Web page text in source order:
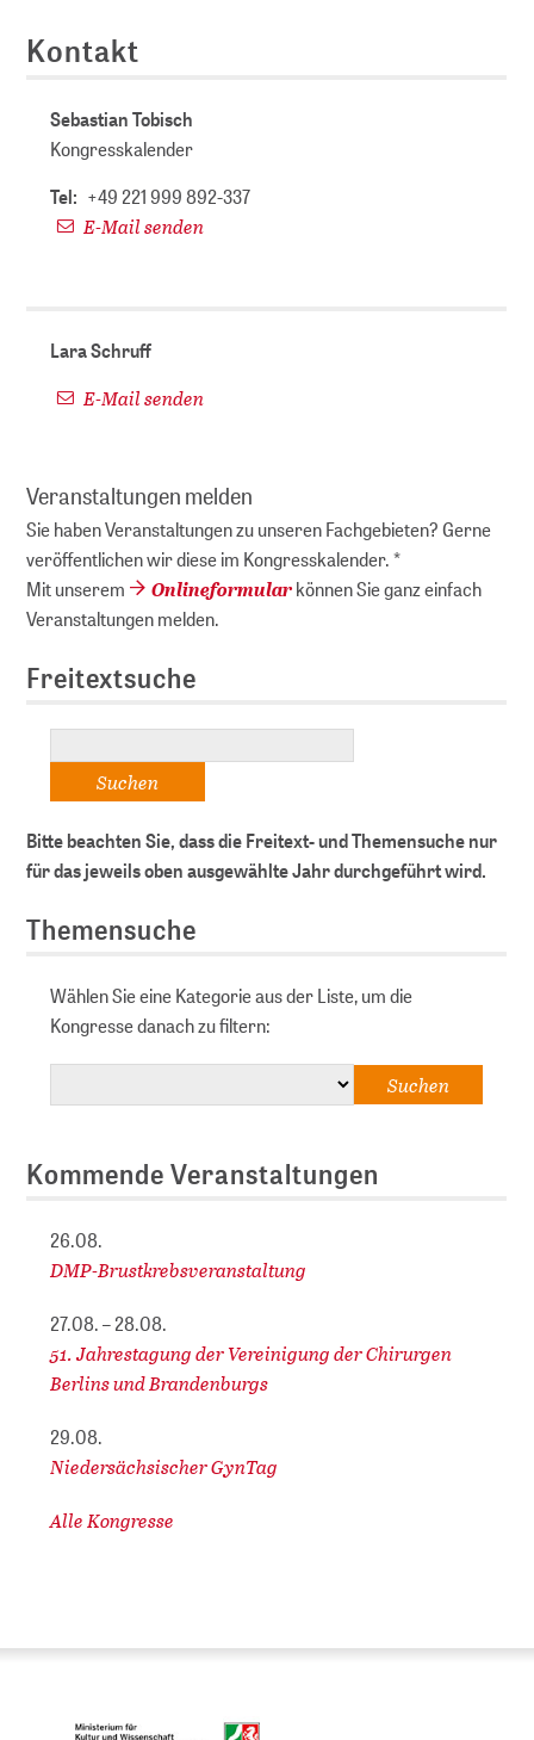
Kontakt
Sebastian Tobisch
Kongresskalender
Tel: +49 221 999 892-337
E-Mail senden
Lara Schruff
E-Mail senden
Veranstaltungen melden
Sie haben Veranstaltungen zu unseren Fachgebieten? Gerne
veröffentlichen wir diese im Kongresskalender. *
Mit unserem
Onlineformularkönnen Sie ganz einfach
Veranstaltungen melden.
Freitextsuche
Bitte beachten Sie, dass die Freitext- und Themensuche nur
für das jeweils oben ausgewählte Jahr durchgeführt wird.
Themensuche
Wählen Sie eine Kategorie aus der Liste, um die
Kongresse danach zu filtern:
Kommende Veranstaltungen
26.08.
DMP-Brustkrebsveranstaltung
27.08. – 28.08.
51. Jahrestagung der Vereinigung der Chirurgen
Berlins und Brandenburgs
29.08.
Niedersächsischer GynTag
Alle Kongresse